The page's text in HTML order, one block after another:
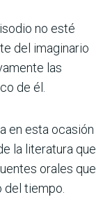
no esté
del imaginario
las
de él.
en esta ocasión
la literatura que
orales que
tiempo.